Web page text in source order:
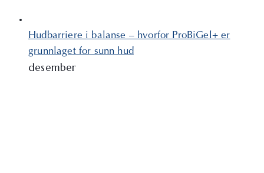
Hudbarriere i balanse – hvorfor ProBiGel+ er
grunnlaget for sunn hud
desember